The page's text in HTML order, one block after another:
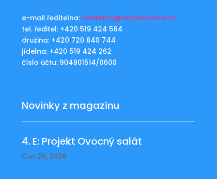
e-mail ředitelna: reditelna@zspohorelice.cz
tel. ředitel: +420 519 424 564
družina: +420 720 840 744
jídelna: +420 519 424 262
číslo účtu: 904901514/0600
Novinky z magazínu
4. E: Projekt Ovocný salát
Čvn 26, 2026